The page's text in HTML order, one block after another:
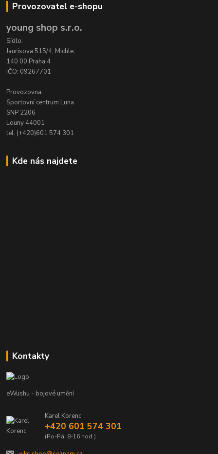
Provozovatel e-shopu
young shop s.r.o.
Sídlo:
Jaurisova 515/4, Michle,
140 00 Praha 4
IČO: 09267701
Provozovna:
Sportovní centrum Luna
SNP 2206
Louny 44001
tel. (+420)601 574 301
Kde nás najdete
Kontakty
eWushu - bojové umění
Karel Korenc
+420 601 574 301
(Po-Pá, 8-16 hod.)